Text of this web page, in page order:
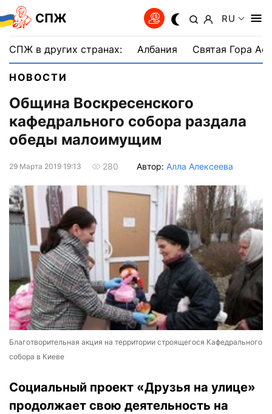
СПЖ RU
СПЖ в других странах: Албания Святая Гора
НОВОСТИ
Община Воскресенского
кафедрального собора раздала
обеды малоимущим
29 Марта 2019 19:13 280 Автор: Алла Алексеева
Благотворительная акция на территории строящегося Кафедрального
собора в Киеве
Социальный проект «Друзья на улице»
продолжает свою деятельность на